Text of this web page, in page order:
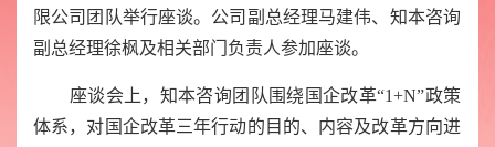
限公司团队举行座谈。公司副总经理马建伟、知本咨询
副总经理徐枫及相关部门负责人参加座谈。
座谈会上，知本咨询团队围绕国企改革“1+N”政策
体系，对国企改革三年行动的目的、内容及改革方向进